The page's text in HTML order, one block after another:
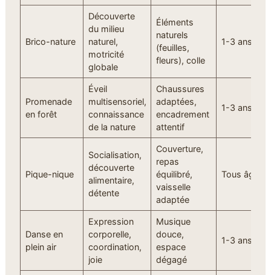
Brico-nature
Découverte
du milieu
naturel,
motricité
globale
Éléments
naturels
(feuilles,
fleurs), colle
1-3 ans
Promenade
en forêt
Éveil
multisensoriel,
connaissance
de la nature
Chaussures
adaptées,
encadrement
attentif
1-3 ans
Pique-nique
Socialisation,
découverte
alimentaire,
détente
Couverture,
repas
équilibré,
vaisselle
adaptée
Tous âges
Danse en
plein air
Expression
corporelle,
coordination,
joie
Musique
douce,
espace
dégagé
1-3 ans